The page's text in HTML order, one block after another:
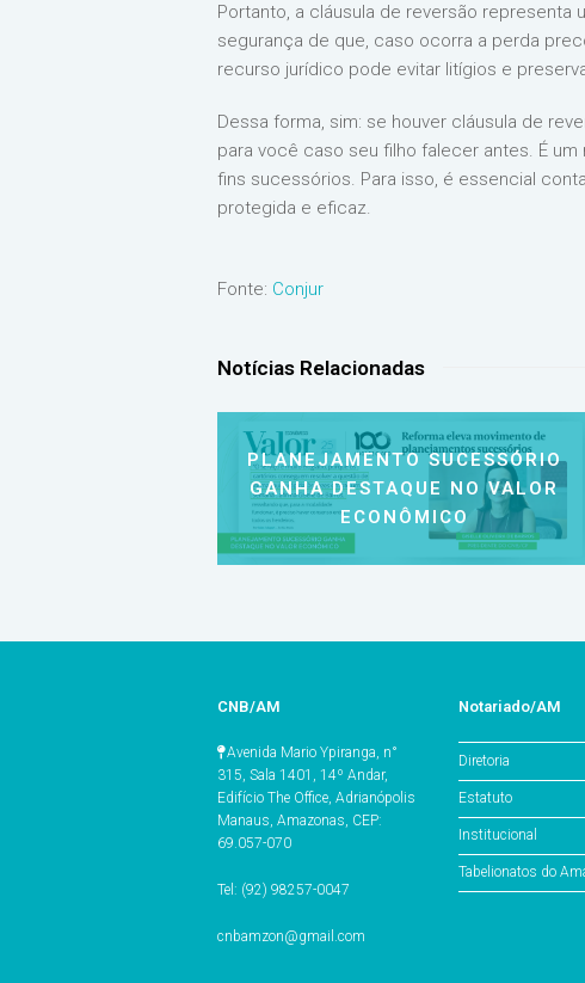
Portanto, a cláusula de reversão
segurança de que, caso ocorra a perda
recurso jurídico pode evitar litígios e
Dessa forma, sim: se houver cláusula de
para você caso seu filho falecer antes. É
fins sucessórios. Para isso, é essencial
protegida e eficaz.
Fonte: Conjur
Notícias Relacionadas
PLANEJAMENTO SUCESSÓRIO
GANHA DESTAQUE NO VALOR
ECONÔMICO
CNB/AM
Avenida Mario Ypiranga, n°
315, Sala 1401, 14º Andar,
Edifício The Office, Adrianópolis
Manaus, Amazonas, CEP:
69.057-070
Tel: (92) 98257-0047
cnbamzon@gmail.com
Notariado/AM
Diretoria
Estatuto
Institucional
Tabelionatos do